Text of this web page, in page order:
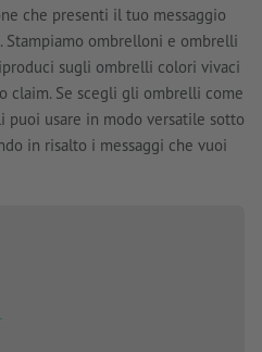
che presenti il tuo messaggio
ombrelloni e ombrelli
sugli ombrelli colori vivaci
claim. Se scegli gli ombrelli come
puoi usare in modo versatile sotto
in risalto i messaggi che vuoi